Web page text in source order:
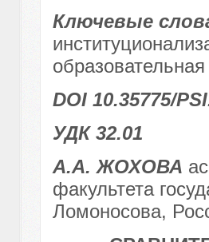
Ключевые
DOI 10.35775/
УДК 32.01
А.А. ЖОХОВА
факультета
Ломоносова,